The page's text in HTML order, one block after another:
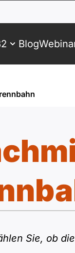
Blog
Sie, ob